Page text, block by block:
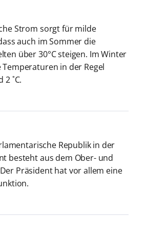
Strom sorgt für milde
auch im Sommer die
über 30°C steigen. Im Winter
Temperaturen in der Regel
2 ˚C.
Republik in der
besteht aus dem Ober- und
Präsident hat vor allem eine